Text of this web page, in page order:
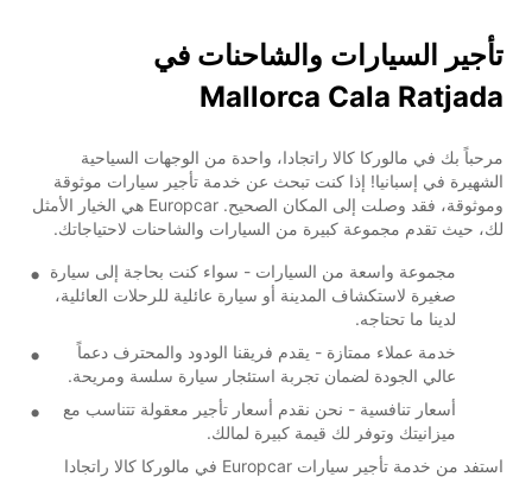
تأجير السيارات والشاحنات في
Mallorca Cala Ratjada
مرحباً بك في مالوركا كالا راتجادا، واحدة من الوجهات السياحية
الشهيرة في إسبانيا! إذا كنت تبحث عن خدمة تأجير سيارات موثوقة
وموثوقة، فقد وصلت إلى المكان الصحيح. Europcar هي الخيار الأمثل
لك، حيث تقدم مجموعة كبيرة من السيارات والشاحنات لاحتياجاتك.
مجموعة واسعة من السيارات - سواء كنت بحاجة إلى سيارة
صغيرة لاستكشاف المدينة أو سيارة عائلية للرحلات العائلية،
لدينا ما تحتاجه.
خدمة عملاء ممتازة - يقدم فريقنا الودود والمحترف دعماً
عالي الجودة لضمان تجربة استئجار سيارة سلسة ومريحة.
أسعار تنافسية - نحن نقدم أسعار تأجير معقولة تتناسب مع
ميزانيتك وتوفر لك قيمة كبيرة لمالك.
استفد من خدمة تأجير سيارات Europcar في مالوركا كالا راتجادا